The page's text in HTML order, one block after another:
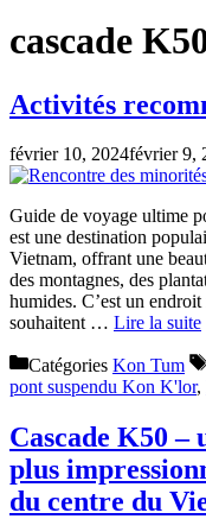
cascade
Activités
février 10, 2024février 9,
Guide de voyage ultime
est une destination
Vietnam, offrant une
des montagnes, des
humides. C’est un
souhaitent … Lire la suite
Catégories Kon Tum
pont suspendu Kon K'lor,
Cascade K50 –
plus
du centre du